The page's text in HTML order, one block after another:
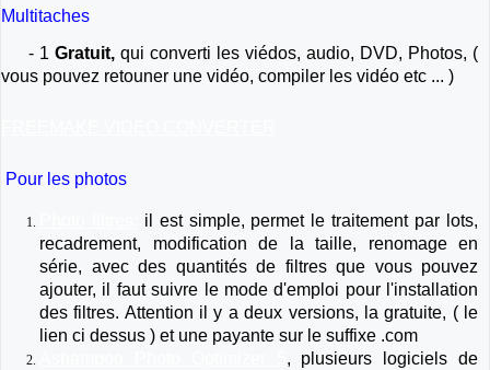
Multitaches
- 1 Gratuit, qui converti les viédos, audio, DVD, Photos, (
vous pouvez retouner une vidéo, compiler les vidéo etc ... )
Pour les photos
il est simple, permet le traitement par lots,
recadrement, modification de la taille, renomage en
série, avec des quantités de filtres que vous pouvez
ajouter, il faut suivre le mode d'emploi pour l'installation
des filtres. Attention il y a deux versions, la gratuite, ( le
lien ci dessus ) et une payante sur le suffixe .com
, plusieurs logiciels de